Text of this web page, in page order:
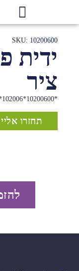
SKU: 10200600
ידית
ציר
*10200600*102006*
תחזרו אליי